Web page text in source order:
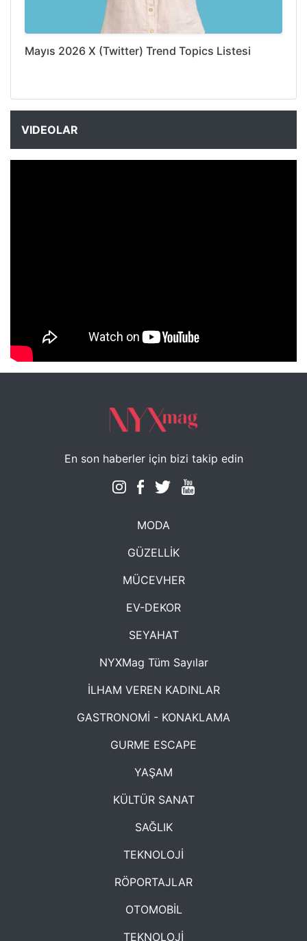
Mayıs 2026 X (Twitter) Trend Topics Listesi
VIDEOLAR
NYXmag 2. Yaş Kutlama Etkinliği
En son haberler için bizi takip edin
MODA
GÜZELLİK
MÜCEVHER
EV-DEKOR
SEYAHAT
NYXMag Tüm Sayılar
İLHAM VEREN KADINLAR
GASTRONOMİ - KONAKLAMA
GURME ESCAPE
YAŞAM
KÜLTÜR SANAT
SAĞLIK
TEKNOLOJİ
RÖPORTAJLAR
OTOMOBİL
TEKNOLOJİ